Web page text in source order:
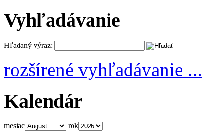
Vyhľadávanie
Hľadaný výraz:
rozšírené vyhľadávanie ...
Kalendár
mesiac rok